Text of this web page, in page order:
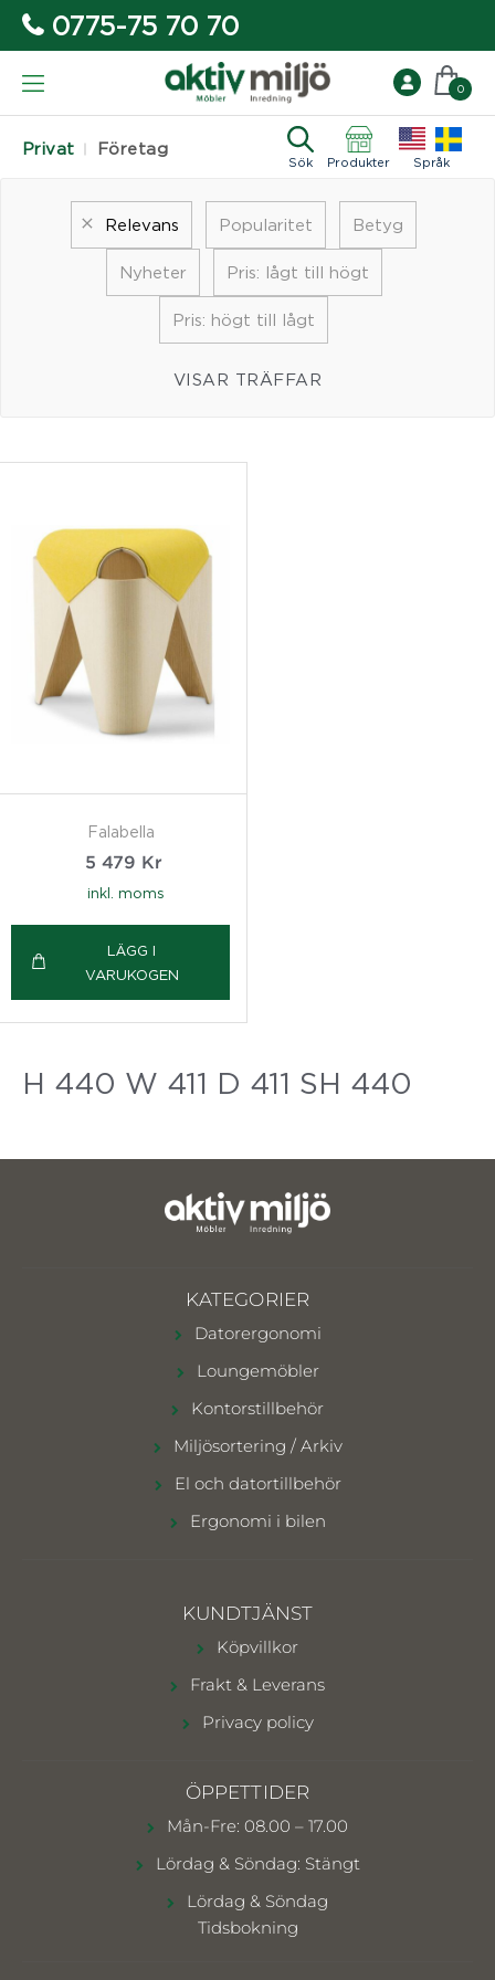
0775-75 70 70
Privat Företag
Sök Produkter Språk
0
Relevans Popularitet Betyg
Nyheter Pris: lågt till högt
Pris: högt till lågt
VISAR TRÄFFAR
Falabella
5 479 Kr
inkl. moms
LÄGG I
VARUKOGEN
H 440 W 411 D 411 SH 440
KATEGORIER
Datorergonomi
Loungemöbler
Kontorstillbehör
Miljösortering / Arkiv
El och datortillbehör
Ergonomi i bilen
KUNDTJÄNST
Köpvillkor
Frakt & Leverans
Privacy policy
ÖPPETTIDER
Mån-Fre: 08.00 – 17.00
Lördag & Söndag: Stängt
Lördag & Söndag
Tidsbokning